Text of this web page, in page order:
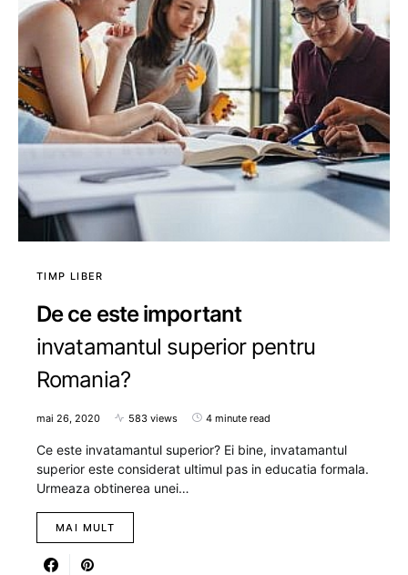
TIMP LIBER
De ce este important
invatamantul superior pentru
Romania?
mai 26, 2020 583 views 4 minute read
Ce este invatamantul superior? Ei bine, invatamantul
superior este considerat ultimul pas in educatia formala.
Urmeaza obtinerea unei…
MAI MULT